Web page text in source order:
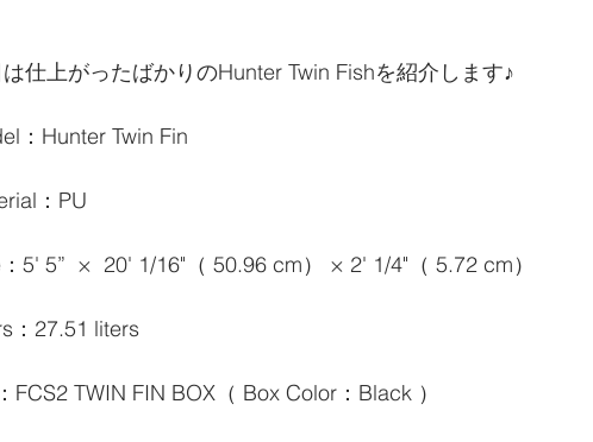
仕上がったばかりのHunter Twin Fishを紹介します♪
：Hunter Twin Fin
：PU
5' 5”  ×  20' 1/16"（ 50.96 cm） × 2' 1/4"（ 5.72 cm）
：27.51 liters
FCS2 TWIN FIN BOX（ Box Color：Black ）